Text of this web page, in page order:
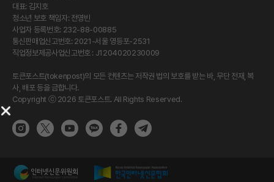
대표: 김지호
청소년 보호 책임자: 전영빈
사업자 등록번호: 232-88-00885
통신판매업신고번호: 2021-서울 영등포-2531
직업정보제공사업신고번호 : J1204020230009
토큰포스트(tokenpost)의 모든 컨텐츠는 저작권 법의 보호를 받는 바, 무단 전재, 복
사, 배포 등을 금합니다.
Copyright ⓒ 2026 토큰포스트. All Rights Reserved.